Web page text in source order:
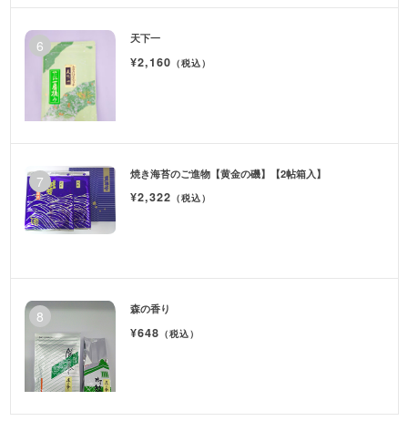
天下一
¥2,160 （税込）
焼き海苔のご進物【黄金の磯】【2帖箱入】
¥2,322 （税込）
森の香り
¥648 （税込）